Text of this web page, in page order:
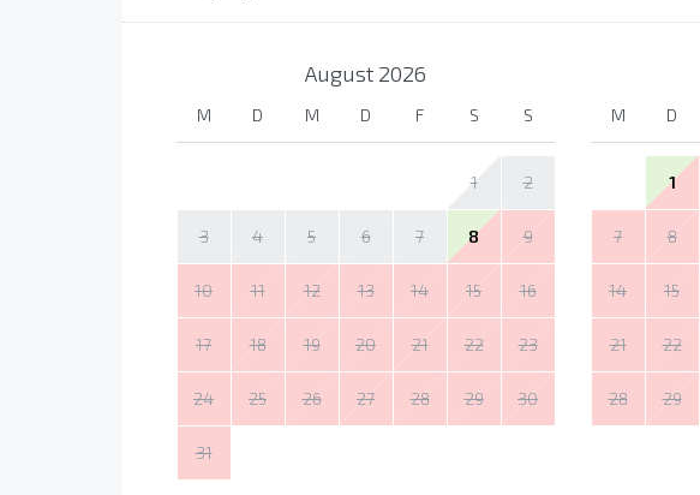
August 2026
M D M D F S S
1 2
3 4 5 6 7 8 9
10 11 12 13 14 15 16
17 18 19 20 21 22 23
24 25 26 27 28 29 30
31
M D
1
7 8
14 15
21 22
28 29